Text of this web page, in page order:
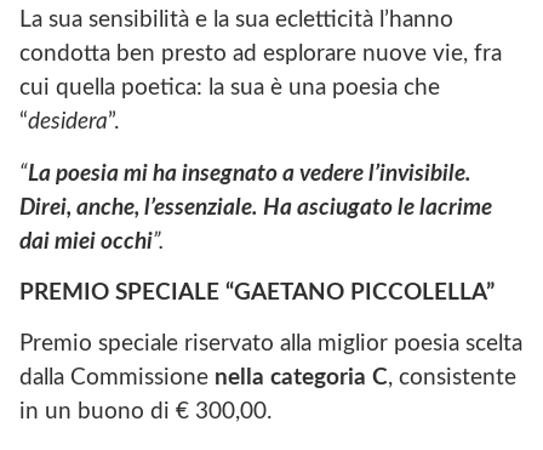
La sua sensibilità e la sua ecletticità l’hanno
condotta ben presto ad esplorare nuove vie, fra
cui quella poetica: la sua è una poesia che
“desidera”.
“La poesia mi ha insegnato a vedere l’invisibile.
Direi, anche, l’essenziale. Ha asciugato le lacrime
dai miei occhi”.
PREMIO SPECIALE “GAETANO PICCOLELLA”
Premio speciale riservato alla miglior poesia scelta
dalla Commissione nella categoria C, consistente
in un buono di € 300,00.